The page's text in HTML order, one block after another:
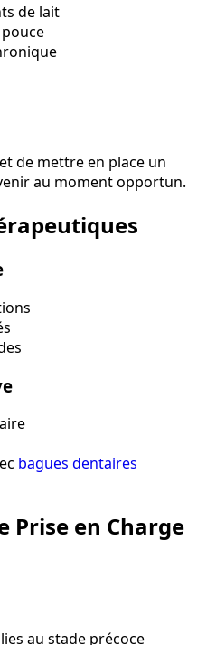
de lait
de mettre en place un
au moment opportun.
bagues dentaires
Prise en Charge
au stade précoce